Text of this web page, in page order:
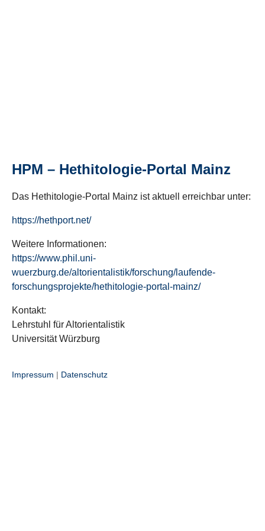
HPM – Hethitologie-Portal Mainz
Das Hethitologie-Portal Mainz ist aktuell erreichbar unter:
https://hethport.net/
Weitere Informationen:
https://www.phil.uni-
wuerzburg.de/altorientalistik/forschung/laufende-
forschungsprojekte/hethitologie-portal-mainz/
Kontakt:
Lehrstuhl für Altorientalistik
Universität Würzburg
Impressum | Datenschutz